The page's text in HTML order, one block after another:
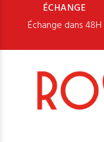
ÉCHANGE
Échange dans 48H